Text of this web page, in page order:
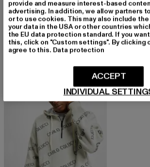
CARLO COLUCCI
Artificial Knit
92,00 EUR
Derzeitiger Preis: 92,00 EUR
199,99 EURAktionspreis: 199,99 EUR
CARLO
Allover
92,00 EUR
Derzeitiger
provide and measure interest-based
advertising. In addition, we allow partners
or to use cookies. This may also include
your data in the USA or other countries
the EU data protection standard. If you
this, click on "Custom settings". By clicking
agree to this. Data protection
INDIVIDUAL
ACCEPT